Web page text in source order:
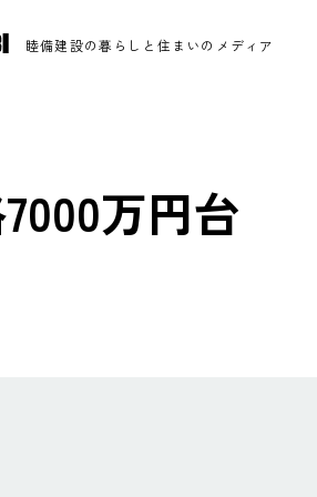
睦備建設の暮らしと住まいのメディア
万円台